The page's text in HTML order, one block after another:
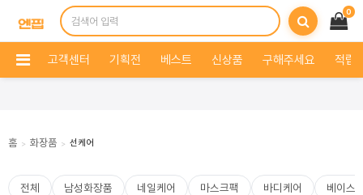
0
고객센터 기획전 베스트 신상품 구해주세요 적립
홈 > 화장품 > 선케어
전체 남성화장품 네일케어 마스크팩 바디케어 베이스